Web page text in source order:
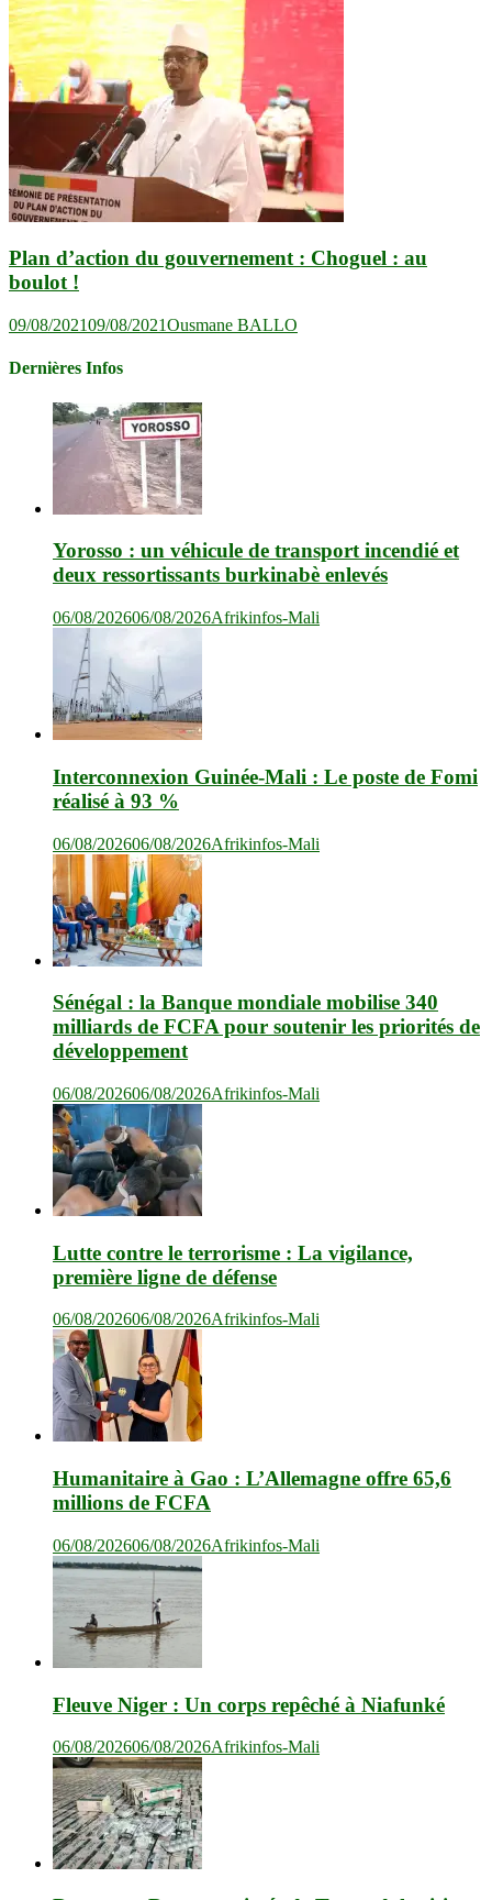
Plan d’action du gouvernement : Choguel : au
boulot !
09/08/202109/08/2021Ousmane BALLO
Dernières Infos
Yorosso : un véhicule de transport incendié et
deux ressortissants burkinabè enlevés
06/08/202606/08/2026Afrikinfos-Mali
Interconnexion Guinée-Mali : Le poste de Fomi
réalisé à 93 %
06/08/202606/08/2026Afrikinfos-Mali
Sénégal : la Banque mondiale mobilise 340
milliards de FCFA pour soutenir les priorités de
développement
06/08/202606/08/2026Afrikinfos-Mali
Lutte contre le terrorisme : La vigilance,
première ligne de défense
06/08/202606/08/2026Afrikinfos-Mali
Humanitaire à Gao : L’Allemagne offre 65,6
millions de FCFA
06/08/202606/08/2026Afrikinfos-Mali
Fleuve Niger : Un corps repêché à Niafunké
06/08/202606/08/2026Afrikinfos-Mali